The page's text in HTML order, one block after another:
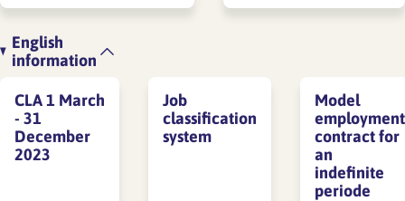
English
information
CLA 1 March
- 31
December
2023
Job
classification
system
Model
employment
contract for
an
indefinite
periode